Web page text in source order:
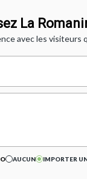
La
avec les
AUCUN IMPORTER